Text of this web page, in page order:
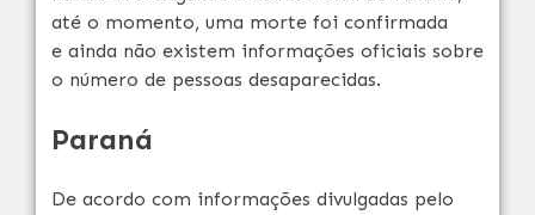
até o momento, uma morte foi confirmada
e ainda não existem informações oficiais sobre
o número de pessoas desaparecidas.
Paraná
De acordo com informações divulgadas pelo